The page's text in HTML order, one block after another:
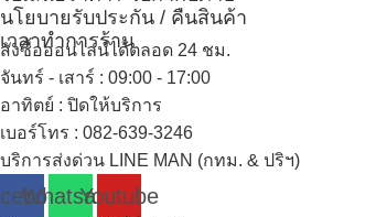
นโยบายรับประกัน / คืนสินค้า
เวลาทำการร้าน
สั่งซื้อออนไลน์ได้ตลอด 24 ชม.
จันทร์ - เสาร์ : 09:00 - 17:00
อาทิตย์ : ปิดให้บริการ
เบอร์โทร : 082-639-3246
บริการส่งด่วน LINE MAN (กทม. & ปริฯ)
WhatsappYoutube